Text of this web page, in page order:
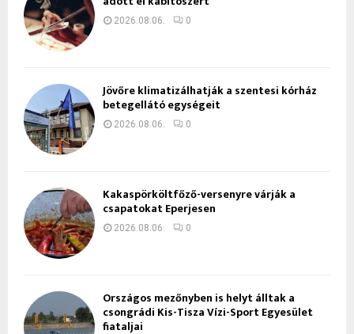
2026.08.06. 0
Jövőre klimatizálhatják a szentesi kórház
betegellátó egységeit
2026.08.06. 0
Kakaspörköltfőző-versenyre várják a
csapatokat Eperjesen
2026.08.06. 0
Országos mezőnyben is helyt álltak a
csongrádi Kis-Tisza Vízi-Sport Egyesület
fiataljai